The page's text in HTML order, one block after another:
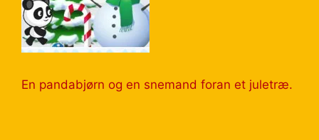
En pandabjørn og en snemand foran et juletræ.